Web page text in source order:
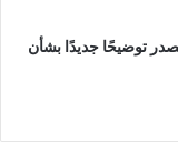
توضيحًا جديدًا بشأن